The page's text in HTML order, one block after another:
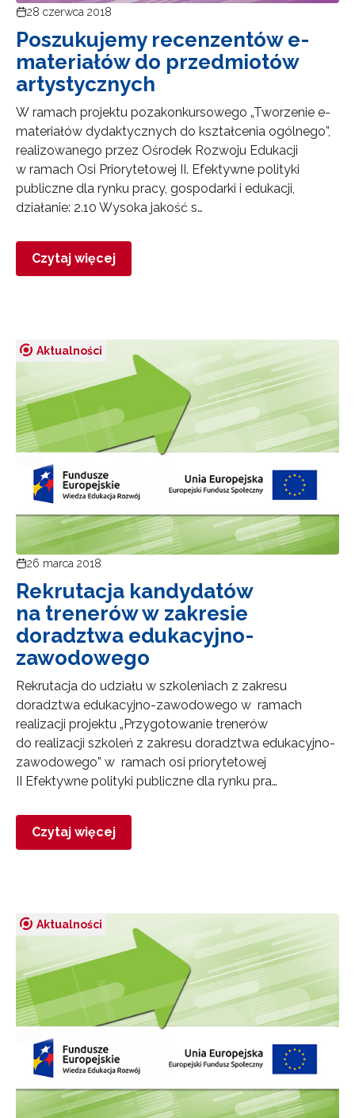
28 czerwca 2018
Poszukujemy recenzentów e-
materiałów do przedmiotów
artystycznych
W ramach projektu pozakonkursowego „Tworzenie e-
materiałów dydaktycznych do kształcenia ogólnego”,
realizowanego przez Ośrodek Rozwoju Edukacji
w ramach Osi Priorytetowej II. Efektywne polityki
publiczne dla rynku pracy, gospodarki i edukacji,
działanie: 2.10 Wysoka jakość s…
Czytaj więcej
Aktualności
26 marca 2018
Rekrutacja kandydatów
na trenerów w zakresie
doradztwa edukacyjno-
zawodowego
Rekrutacja do udziału w szkoleniach z zakresu
doradztwa edukacyjno-zawodowego w ramach
realizacji projektu „Przygotowanie trenerów
do realizacji szkoleń z zakresu doradztwa edukacyjno-
zawodowego” w ramach osi priorytetowej
II Efektywne polityki publiczne dla rynku pra…
Czytaj więcej
Aktualności